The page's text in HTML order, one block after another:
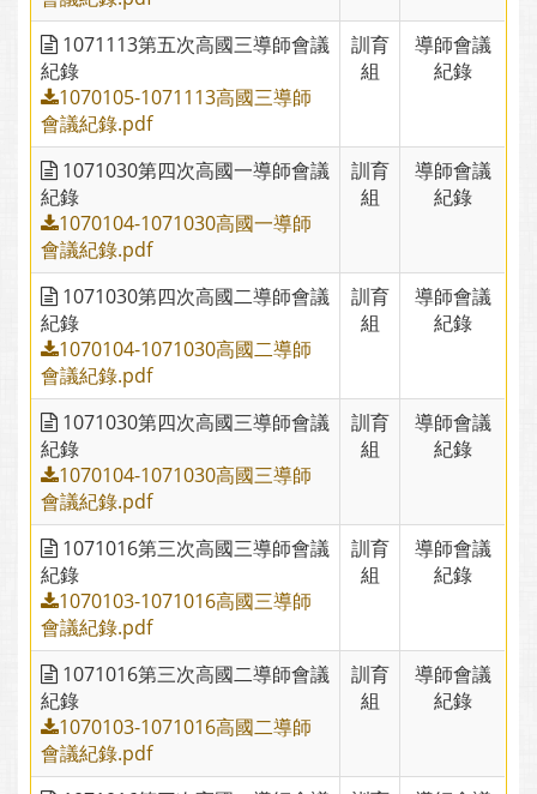
1071113第五次高國三導師會議
紀錄
1070105-1071113高國三導師
會議紀錄.pdf
訓育
組
導師會議
紀錄
1071030第四次高國一導師會議
紀錄
1070104-1071030高國一導師
會議紀錄.pdf
訓育
組
導師會議
紀錄
1071030第四次高國二導師會議
紀錄
1070104-1071030高國二導師
會議紀錄.pdf
訓育
組
導師會議
紀錄
1071030第四次高國三導師會議
紀錄
1070104-1071030高國三導師
會議紀錄.pdf
訓育
組
導師會議
紀錄
1071016第三次高國三導師會議
紀錄
1070103-1071016高國三導師
會議紀錄.pdf
訓育
組
導師會議
紀錄
1071016第三次高國二導師會議
紀錄
1070103-1071016高國二導師
會議紀錄.pdf
訓育
組
導師會議
紀錄